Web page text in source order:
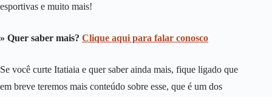
esportivas e muito mais!
» Quer saber mais? Clique aqui para falar conosco
Se você curte Itatiaia e quer saber ainda mais, fique ligado que
em breve teremos mais conteúdo sobre esse, que é um dos